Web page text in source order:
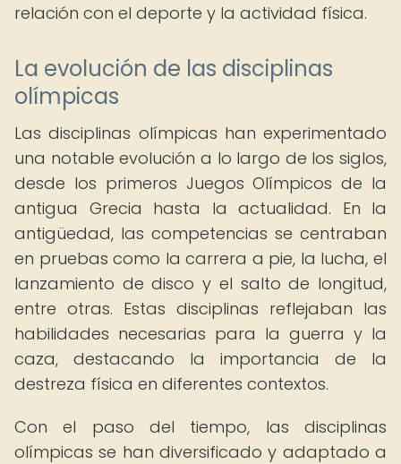
relación con el deporte y la actividad física.
La evolución de las disciplinas
olímpicas
Las disciplinas olímpicas han experimentado
una notable evolución a lo largo de los siglos,
desde los primeros Juegos Olímpicos de la
antigua Grecia hasta la actualidad. En la
antigüedad, las competencias se centraban
en pruebas como la carrera a pie, la lucha, el
lanzamiento de disco y el salto de longitud,
entre otras. Estas disciplinas reflejaban las
habilidades necesarias para la guerra y la
caza, destacando la importancia de la
destreza física en diferentes contextos.
Con el paso del tiempo, las disciplinas
olímpicas se han diversificado y adaptado a